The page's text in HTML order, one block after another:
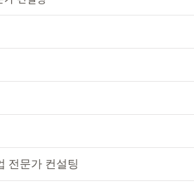
전문가 컨설팅